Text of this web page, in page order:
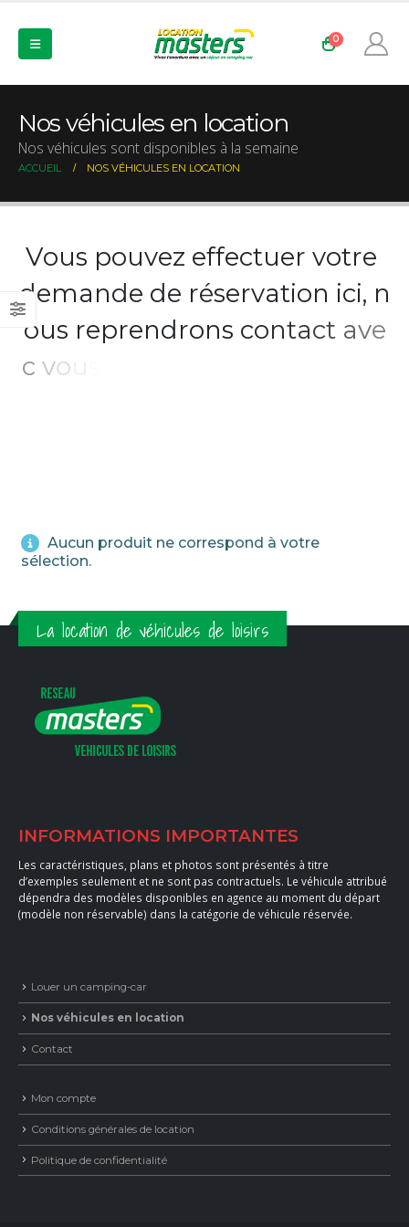
0
Nos véhicules en location
Nos véhicules sont disponibles à la semaine
ACCUEIL NOS VÉHICULES EN LOCATION
Vous pouvez effectuer votre
demande de réservation ici, n
ous reprendrons contact ave
c vo
Aucun produit ne correspond à votre
sélection.
La location de véhicules de loisirs
INFORMATIONS IMPORTANTES
Les caractéristiques, plans et photos sont présentés à titre
d’exemples seulement et ne sont pas contractuels. Le véhicule attribué
dépendra des modèles disponibles en agence au moment du départ
(modèle non réservable) dans la catégorie de véhicule réservée.
Louer un camping-car
Nos véhicules en location
Contact
Mon compte
Conditions générales de location
Politique de confidentialité